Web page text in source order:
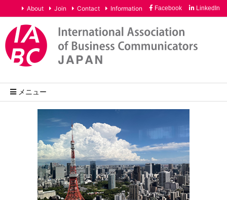
メニュー
About Join Contact Information Facebook LinkedIn